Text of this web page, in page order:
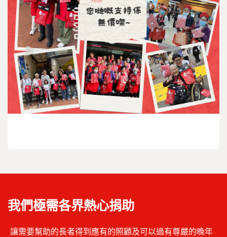
我們極需各界熱心捐助
讓需要幫助的長者得到應有的照顧及可以過有尊嚴的晚年